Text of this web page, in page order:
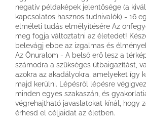
negatív példaképek jelentősége (a
kapcsolatos hasznos tudnivalók) - 16
elméleti tudás elmélyítésére Az
meg fogja változtatni az életedet!
belevágj ebbe az izgalmas és
Az Önuralom - A belső erő lesz a
számodra a szükséges útbaigazítást,
azokra az akadályokra, amelyeket így
majd kerülni. Lépésről lépésre
minden egyes szakaszán, és
végrehajtható javaslatokat kínál, hogy
érhesd el céljaidat az életben.